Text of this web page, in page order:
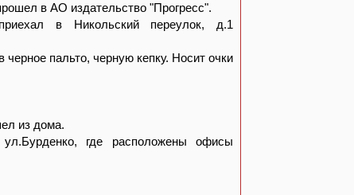
в АО издательство "Прогресс".
в Никольский переулок, д.1
пальто, черную кепку. Носит очки
из дома.
где расположены офисы